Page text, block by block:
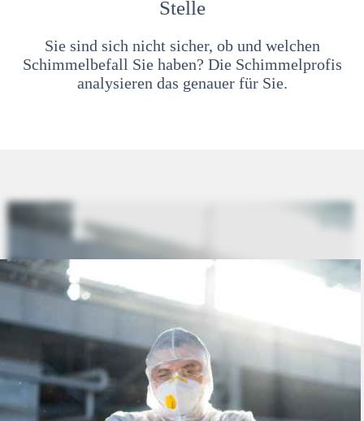
Stelle
Sie sind sich nicht sicher, ob und welchen
Schimmelbefall Sie haben? Die Schimmelprofis
analysieren das genauer für Sie.